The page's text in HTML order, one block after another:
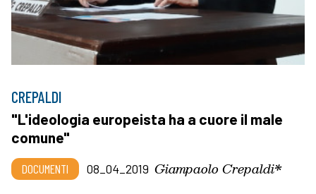
CREPALDI
"L'ideologia europeista ha a cuore il male
comune"
DOCUMENTI 08_04_2019 Giampaolo Crepaldi*